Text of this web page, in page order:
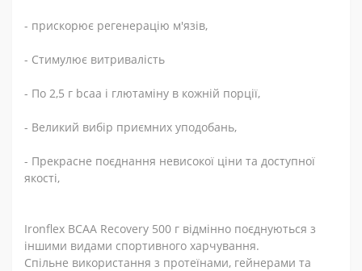
- прискорює регенерацію м'язів,
- Стимулює витривалість
- По 2,5 г bcaa і глютаміну в кожній порції,
- Великий вибір приємних уподобань,
- Прекрасне поєднання невисокої ціни та доступної
якості,
Ironflex BCAA Recovery 500 г відмінно поєднуються з
іншими видами спортивного харчування.
Спільне використання з протеїнами, гейнерами та